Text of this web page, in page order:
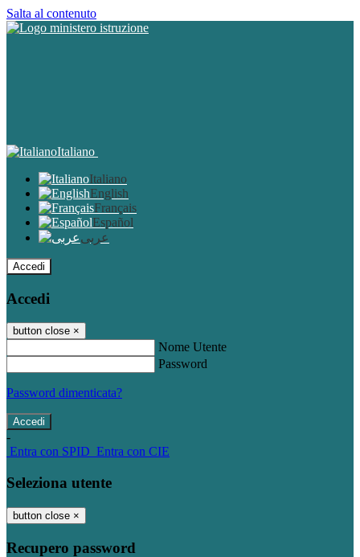
Salta al contenuto
Italiano
Italiano
English
Français
Español
عربى
Accedi
Accedi
button close ×
Nome Utente
Password
Password dimenticata?
-
Entra con SPID Entra con CIE
Seleziona utente
button close ×
Recupero password